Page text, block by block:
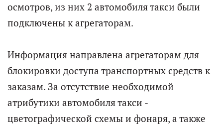
осмотров, из них 2 автомобиля такси были
подключены к агрегаторам.
Информация направлена агрегаторам для
блокировки доступа транспортных средств к
заказам. За отсутствие необходимой
атрибутики автомобиля такси -
цветографической схемы и фонаря, а также